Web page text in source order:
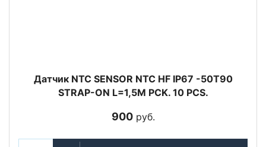
Датчик NTC SENSOR NTC HF IP67 -50T90
STRAP-ON L=1,5M PCK. 10 PCS.
900руб.